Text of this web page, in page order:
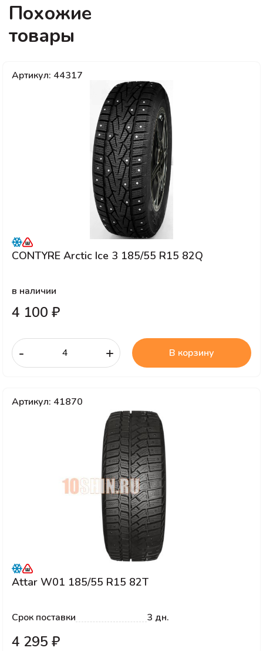
Похожие
товары
Артикул: 44317
CONTYRE Arctic Ice 3 185/55 R15 82Q
в наличии
4 100 ₽
- + В корзину
Артикул: 41870
Attar W01 185/55 R15 82T
Срок поставки 3 дн.
4 295 ₽